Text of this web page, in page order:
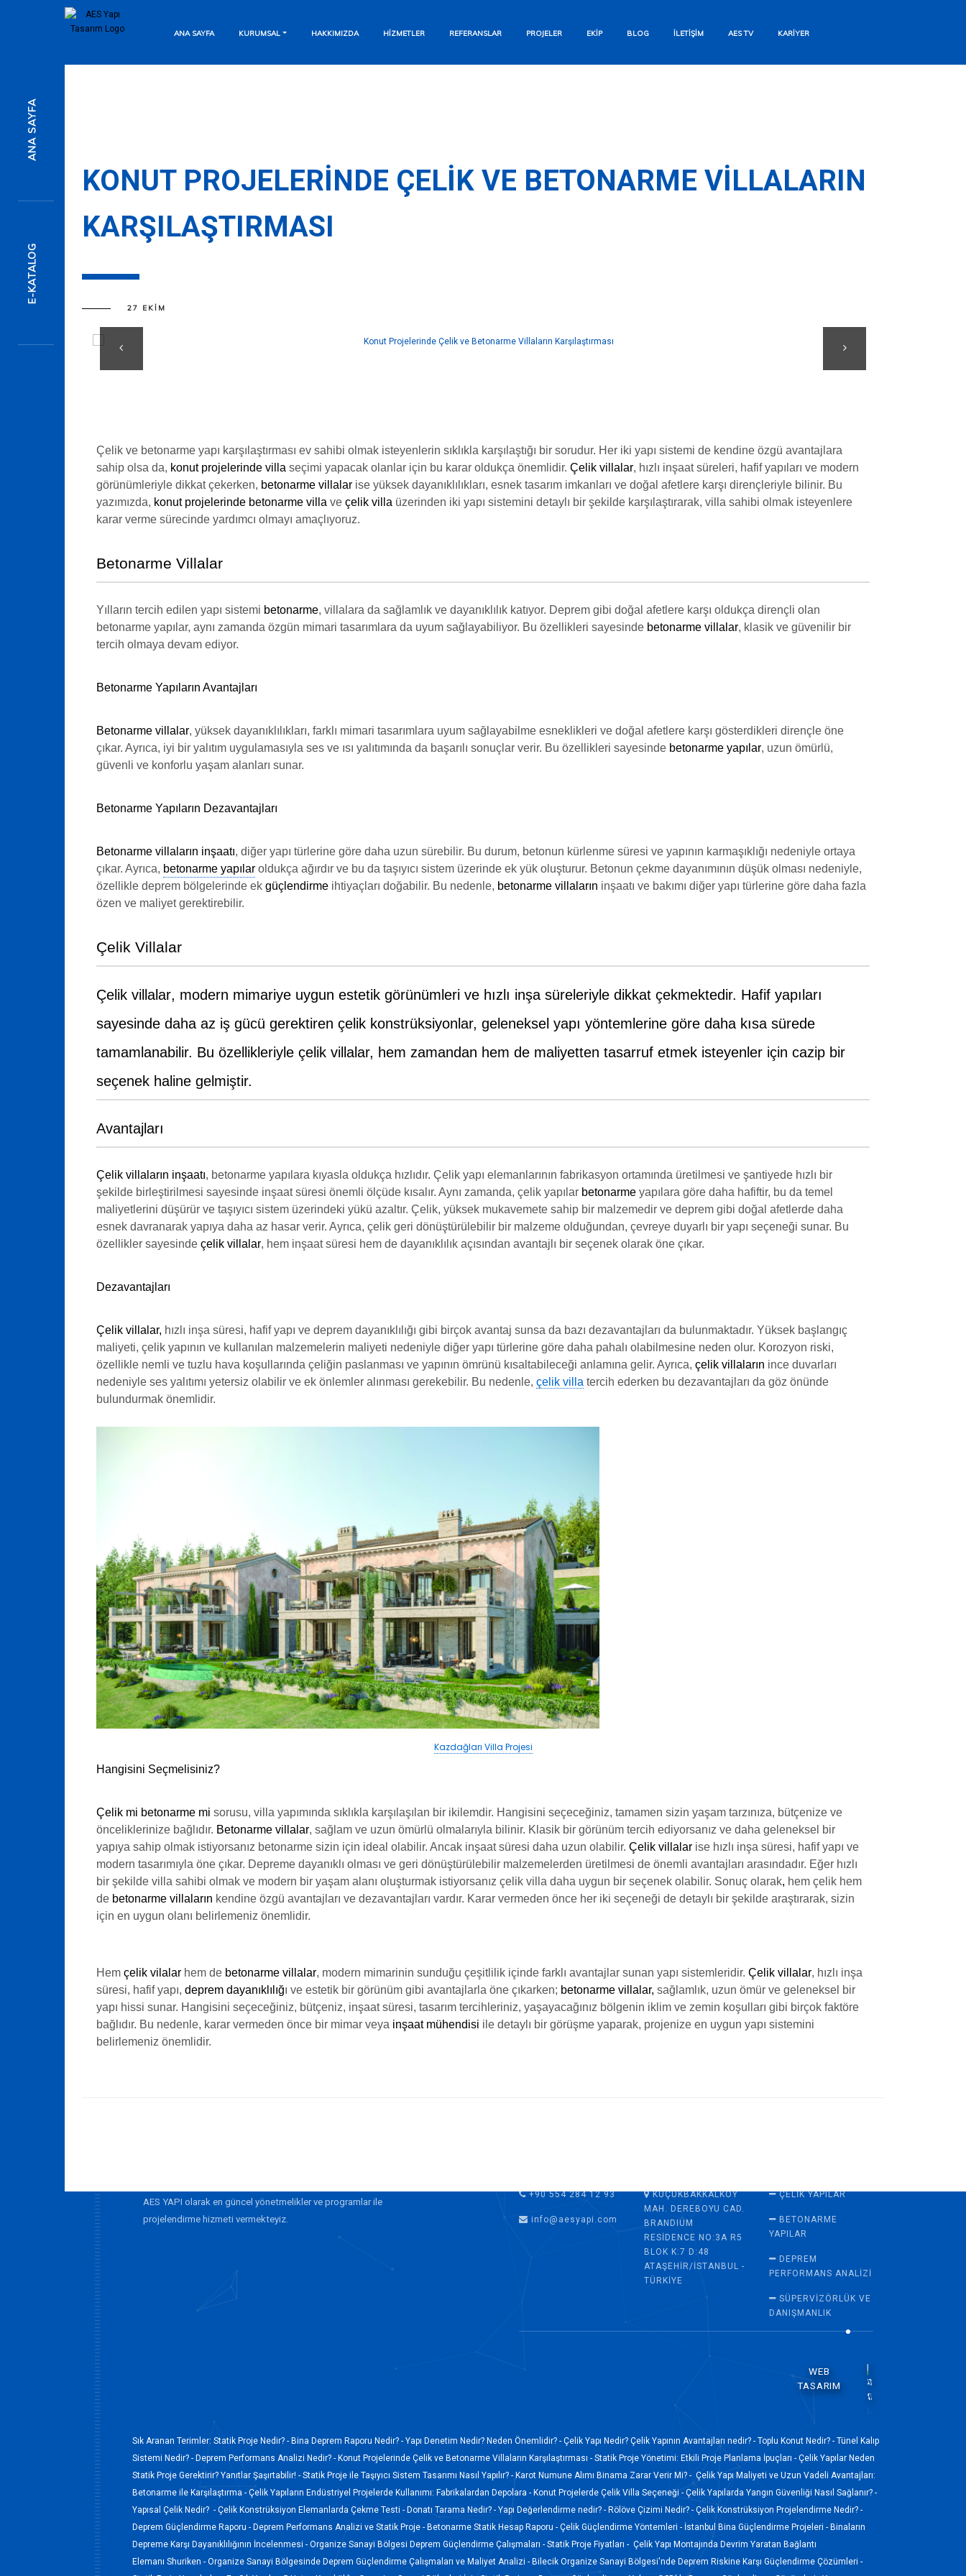
Bizi Arayın
Anında Mesaj Gönderin
info@aesyapi.com
ANA SAYFA KURUMSAL HAKKIMIZDA HIZMETLER REFERANSLAR PROJELER EKIP BLOG İLETIŞIM AES TV KARIYER
KONUT PROJELERINDE ÇELIK VE BETONARME VILLALARIN
KARŞILAŞTIRMASI
27 EKIM
Çelik ve betonarme yapı karşılaştırması ev sahibi olmak isteyenlerin sıklıkla karşılaştığı bir sorudur. Her iki yapı sistemi de kendine özgü avantajlara
sahip olsa da, konut projelerinde villa seçimi yapacak olanlar için bu karar oldukça önemlidir. Çelik villalar, hızlı inşaat süreleri, hafif yapıları ve modern
görünümleriyle dikkat çekerken, betonarme villalar ise yüksek dayanıklılıkları, esnek tasarım imkanları ve doğal afetlere karşı dirençleriyle bilinir. Bu
yazımızda, konut projelerinde betonarme villa ve çelik villa üzerinden iki yapı sistemini detaylı bir şekilde karşılaştırarak, villa sahibi olmak isteyenlere
karar verme sürecinde yardımcı olmayı amaçlıyoruz.
Betonarme Villalar
Yılların tercih edilen yapı sistemi betonarme, villalara da sağlamlık ve dayanıklılık katıyor. Deprem gibi doğal afetlere karşı oldukça dirençli olan
betonarme yapılar, aynı zamanda özgün mimari tasarımlara da uyum sağlayabiliyor. Bu özellikleri sayesindebetonarme villalar, klasik ve güvenilir bir
tercih olmaya devam ediyor.
Betonarme Yapıların Avantajları
Betonarme villalar, yüksek dayanıklılıkları, farklı mimari tasarımlara uyum sağlayabilme esneklikleri ve doğal afetlere karşı gösterdikleri dirençle öne
çıkar. Ayrıca, iyi bir yalıtım uygulamasıyla ses ve ısı yalıtımında da başarılı sonuçlar verir. Bu özellikleri sayesinde betonarme yapılar, uzun ömürlü,
güvenli ve konforlu yaşam alanları sunar.
Betonarme Yapıların Dezavantajları
Betonarme villaların inşaatı, diğer yapı türlerine göre daha uzun sürebilir. Bu durum, betonun kürlenme süresi ve yapının karmaşıklığı nedeniyle ortaya
çıkar. Ayrıca, betonarme yapılaroldukça ağırdır ve bu da taşıyıcı sistem üzerinde ek yük oluşturur. Betonun çekme dayanımının düşük olması nedeniyle,
özellikle deprem bölgelerinde ek güçlendirmeihtiyaçları doğabilir. Bu nedenle, betonarme villaların inşaatı ve bakımı diğer yapı türlerine göre daha fazla
özen ve maliyet gerektirebilir.
Çelik Villalar
Çelik villalar, modern mimariye uygun estetik görünümleri ve hızlı inşa süreleriyle dikkat çekmektedir. Hafif yapıları
sayesinde daha az iş gücü gerektiren çelik konstrüksiyonlar, geleneksel yapı yöntemlerine göre daha kısa sürede
tamamlanabilir. Bu özellikleriyle çelik villalar, hem zamandan hem de maliyetten tasarruf etmek isteyenler için cazip bir
seçenek haline gelmiştir.
Avantajları
Çelik villaların inşaatı, betonarme yapılara kıyasla oldukça hızlıdır. Çelik yapı elemanlarının fabrikasyon ortamında üretilmesi ve şantiyede hızlı bir
şekilde birleştirilmesi sayesinde inşaat süresi önemli ölçüde kısalır. Aynı zamanda, çelik yapılar betonarmeyapılara göre daha hafiftir, bu da temel
maliyetlerini düşürür ve taşıyıcı sistem üzerindeki yükü azaltır. Çelik, yüksek mukavemete sahip bir malzemedir ve deprem gibi doğal afetlerde daha
esnek davranarak yapıya daha az hasar verir. Ayrıca, çelik geri dönüştürülebilir bir malzeme olduğundan, çevreye duyarlı bir yapı seçeneği sunar. Bu
özellikler sayesinde çelik villalar, hem inşaat süresi hem de dayanıklılık açısından avantajlı bir seçenek olarak öne çıkar.
Dezavantajları
Çelik villalar, hızlı inşa süresi, hafif yapı ve deprem dayanıklılığı gibi birçok avantaj sunsa da bazı dezavantajları da bulunmaktadır. Yüksek başlangıç
maliyeti, çelik yapının ve kullanılan malzemelerin maliyeti nedeniyle diğer yapı türlerine göre daha pahalı olabilmesine neden olur. Korozyon riski,
özellikle nemli ve tuzlu hava koşullarında çeliğin paslanması ve yapının ömrünü kısaltabileceği anlamına gelir. Ayrıca, çelik villaların ince duvarları
nedeniyle ses yalıtımı yetersiz olabilir ve ek önlemler alınması gerekebilir. Bu nedenle, çelik villa tercih ederken bu dezavantajları da göz önünde
bulundurmak önemlidir.
Kazdağları Villa Projesi
Hangisini Seçmelisiniz?
Çelik mi betonarme mi sorusu, villa yapımında sıklıkla karşılaşılan bir ikilemdir. Hangisini seçeceğiniz, tamamen sizin yaşam tarzınıza, bütçenize ve
önceliklerinize bağlıdır. Betonarme villalar, sağlam ve uzun ömürlü olmalarıyla bilinir. Klasik bir görünüm tercih ediyorsanız ve daha geleneksel bir
yapıya sahip olmak istiyorsanız betonarme sizin için ideal olabilir. Ancak inşaat süresi daha uzun olabilir. Çelik villalarise hızlı inşa süresi, hafif yapı ve
modern tasarımıyla öne çıkar. Depreme dayanıklı olması ve geri dönüştürülebilir malzemelerden üretilmesi de önemli avantajları arasındadır. Eğer hızlı
bir şekilde villa sahibi olmak ve modern bir yaşam alanı oluşturmak istiyorsanız çelik villa daha uygun bir seçenek olabilir. Sonuç olarak, hem çelik hem
de betonarme villaların kendine özgü avantajları ve dezavantajları vardır. Karar vermeden önce her iki seçeneği de detaylı bir şekilde araştırarak, sizin
için en uygun olanı belirlemeniz önemlidir.
Hem çelik vilalar hem debetonarme villalar, modern mimarinin sunduğu çeşitlilik içinde farklı avantajlar sunan yapı sistemleridir. Çelik villalar, hızlı inşa
süresi, hafif yapı, deprem dayanıklılığı ve estetik bir görünüm gibi avantajlarla öne çıkarken; betonarme villalar, sağlamlık, uzun ömür ve geleneksel bir
yapı hissi sunar. Hangisini seçeceğiniz, bütçeniz, inşaat süresi, tasarım tercihleriniz, yaşayacağınız bölgenin iklim ve zemin koşulları gibi birçok faktöre
bağlıdır. Bu nedenle, karar vermeden önce bir mimar veya inşaat mühendisi ile detaylı bir görüşme yaparak, projenize en uygun yapı sistemini
belirlemeniz önemlidir.
AES YAPI olarak en güncel yönetmelikler ve programlar ile
projelendirme hizmeti vermekteyiz.
+90 554 284 12 93
info@aesyapi.com
KÜÇÜKBAKKALKÖY
MAH. DEREBOYU CAD.
BRANDIUM
RESIDENCE NO:3A R5
BLOK K:7 D:48
ATAŞEHIR/İSTANBUL -
TÜRKIYE
ÇELIK YAPILAR
BETONARME
YAPILAR
DEPREM
PERFORMANS ANALIZI
SÜPERVİZÖRLÜK VE
DANIŞMANLIK
WEB
TASARIM
Sık Aranan Terimler:Statik Proje Nedir? - Bina Deprem Raporu Nedir? -Yapı Denetim Nedir? Neden Önemlidir? -Çelik Yapı Nedir? Çelik Yapının Avantajları nedir? -Toplu Konut Nedir? -Tünel Kalıp
Sistemi Nedir? - Deprem Performans Analizi Nedir? - Konut Projelerinde Çelik ve Betonarme Villaların Karşılaştırması -Statik Proje Yönetimi: Etkili Proje Planlama İpuçları -Çelik Yapılar Neden
Statik Proje Gerektirir? Yanıtlar Şaşırtabilir! -Statik Proje ile Taşıyıcı Sistem Tasarımı Nasıl Yapılır? - Karot Numune Alımı Binama Zarar Verir Mi? - Çelik Yapı Maliyeti ve Uzun Vadeli Avantajları:
Betonarme ile Karşılaştırma -Çelik Yapıların Endüstriyel Projelerde Kullanımı: Fabrikalardan Depolara - Konut Projelerde Çelik Villa Seçeneği -Çelik Yapılarda Yangın Güvenliği Nasıl Sağlanır? -
Yapısal Çelik Nedir? -Çelik Konstrüksiyon Elemanlarda Çekme Testi - Donatı Tarama Nedir? -Yapı Değerlendirme nedir? - Rölöve Çizimi Nedir? -Çelik Konstrüksiyon Projelendirme Nedir? -
Deprem Güçlendirme Raporu - Deprem Performans Analizi ve Statik Proje - Betonarme Statik Hesap Raporu -Çelik Güçlendirme Yöntemleri - İstanbul Bina Güçlendirme Projeleri - Binaların
Depreme Karşı Dayanıklılığının İncelenmesi -Organize Sanayi Bölgesi Deprem Güçlendirme Çalışmaları -Statik Proje Fiyatları - Çelik Yapı Montajında Devrim Yaratan Bağlantı
Elemanı Shuriken -Organize Sanayi Bölgesinde Deprem Güçlendirme Çalışmaları ve Maliyet Analizi - Bilecik Organize Sanayi Bölgesi'nde Deprem Riskine Karşı Güçlendirme Çözümleri -
E-KATALOG
ANA SAYFA